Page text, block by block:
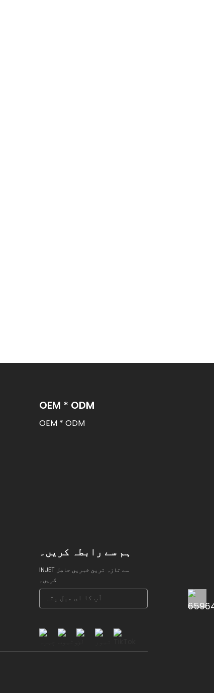
OEM * ODM
OEM * ODM
ہم سے رابطہ کریں۔
INJET سے تازہ ترین خبریں حاصل
کریں۔